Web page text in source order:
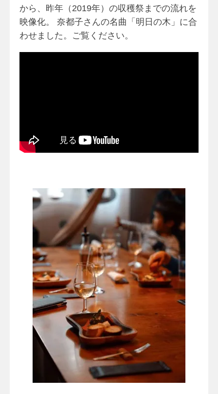
から、昨年（ 2019年）の収穫祭までの流れを
映像化。 奈都子さんの名曲「明日の木」に合
わせました。ご覧ください。